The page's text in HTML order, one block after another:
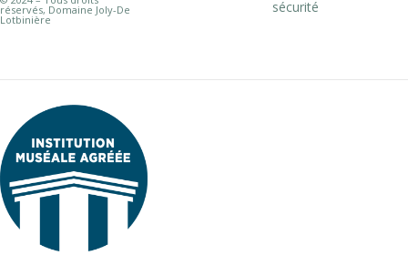
réservés, Domaine Joly-De
Lotbinière
sécurité